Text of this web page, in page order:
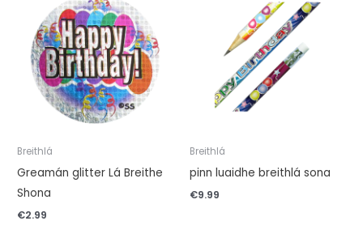
Breithlá
Greamán glitter Lá Breithe
Shona
€2.99
Breithlá
pinn luaidhe breithlá sona
€9.99